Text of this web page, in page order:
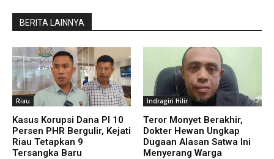
BERITA LAINNYA
Riau
Kasus Korupsi Dana PI 10
Persen PHR Bergulir, Kejati
Riau Tetapkan 9
Tersangka Baru
Indragiri Hilir
Teror Monyet Berakhir,
Dokter Hewan Ungkap
Dugaan Alasan Satwa Ini
Menyerang Warga